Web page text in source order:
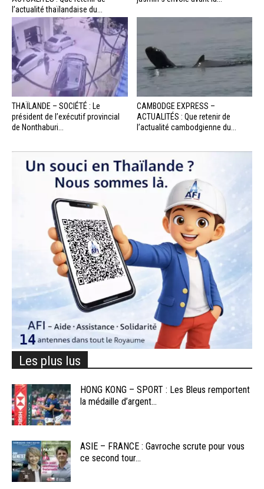
l’actualité thaïlandaise du...
THAÏLANDE – SOCIÉTÉ : Le
président de l’exécutif provincial
de Nonthaburi...
CAMBODGE EXPRESS –
ACTUALITÉS : Que retenir de
l’actualité cambodgienne du...
Les plus lus
HONG KONG – SPORT : Les Bleus remportent
la médaille d’argent...
ASIE – FRANCE : Gavroche scrute pour vous
ce second tour...